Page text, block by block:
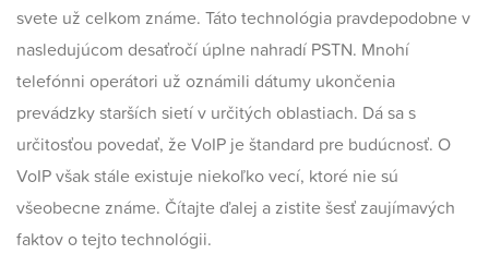
svete už celkom známe. Táto technológia pravdepodobne v
nasledujúcom desaťročí úplne nahradí PSTN. Mnohí
telefónni operátori už oznámili dátumy ukončenia
prevádzky starších sietí v určitých oblastiach. Dá sa s
určitosťou povedať, že VoIP je štandard pre budúcnosť. O
VoIP však stále existuje niekoľko vecí, ktoré nie sú
všeobecne známe. Čítajte ďalej a zistite šesť zaujímavých
faktov o tejto technológii.